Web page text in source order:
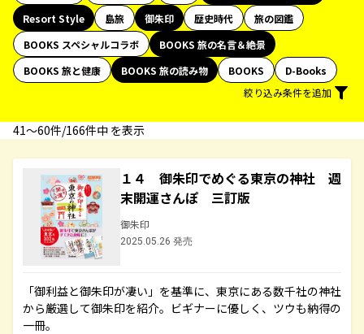
Resort Style
島旅 御朱印 歴史時代
旅の図鑑
BOOKS スペシャルコラボ
BOOKS 旅の名言＆絶景
BOOKS 旅と健康
BOOKS 旅の読み物 BOOKS
D-Books
絞り込み条件を追加
41〜60件/166件中 を表示
１４ 御朱印でめぐる東京の神社 週
末開運さんぽ 三訂版
御朱印
2025.05.26 発売
「御利益と御朱印が凄い」を基準に、東京にある数千社の神社
から厳選して御朱印を紹介。ビギナーに優しく、ツウも納得の
一冊。